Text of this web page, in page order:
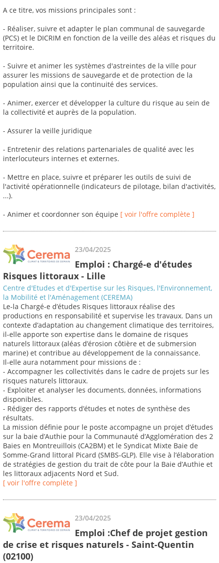
A ce titre, vos missions principales sont :
- Réaliser, suivre et adapter le plan communal de sauvegarde
(PCS) et le DICRIM en fonction de la veille des aléas et risques du
territoire.
- Suivre et animer les systèmes d'astreintes de la ville pour
assurer les missions de sauvegarde et de protection de la
population ainsi que la continuité des services.
- Animer, exercer et développer la culture du risque au sein de
la collectivité et auprès de la population.
- Assurer la veille juridique
- Entretenir des relations partenariales de qualité avec les
interlocuteurs internes et externes.
- Mettre en place, suivre et préparer les outils de suivi de
l'activité opérationnelle (indicateurs de pilotage, bilan d'activités,
...).
- Animer et coordonner son équipe [ voir l'offre complète ]
23/04/2025
Emploi : Chargé-e d'études
Risques littoraux - Lille
Centre d'Etudes et d'Expertise sur les Risques, l'Environnement,
la Mobilité et l'Aménagement (CEREMA)
Le-la Chargé-e d’études Risques littoraux réalise des
productions en responsabilité et supervise les travaux. Dans un
contexte d’adaptation au changement climatique des territoires,
il-elle apporte son expertise dans le domaine de risques
naturels littoraux (aléas d’érosion côtière et de submersion
marine) et contribue au développement de la connaissance.
Il-elle aura notamment pour missions de :
- Accompagner les collectivités dans le cadre de projets sur les
risques naturels littoraux.
- Exploiter et analyser les documents, données, informations
disponibles.
- Rédiger des rapports d’études et notes de synthèse des
résultats.
La mission définie pour le poste accompagne un projet d’études
sur la baie d’Authie pour la Communauté d’Agglomération des 2
Baies en Montreuillois (CA2BM) et le Syndicat Mixte Baie de
Somme-Grand littoral Picard (SMBS-GLP). Elle vise à l’élaboration
de stratégies de gestion du trait de côte pour la Baie d’Authie et
les littoraux adjacents Nord et Sud.
[ voir l'offre complète ]
23/04/2025
Emploi :Chef de projet gestion
de crise et risques naturels - Saint-Quentin
(02100)